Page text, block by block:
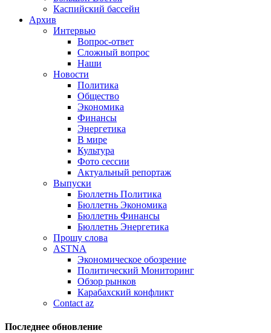
Каспийский бассейн
Архив
Интервью
Вопрос-ответ
Сложный вопрос
Наши
Новости
Политика
Общество
Экономика
Финансы
Энергетика
В мире
Культура
Фото сессии
Актуальный репортаж
Выпуски
Бюллетнь Политика
Бюллетнь Экономика
Бюллетнь Финансы
Бюллетнь Энергетика
Прошу слова
ASTNA
Экономическое обозрение
Политический Мониторинг
Обзор рынков
Карабахский конфликт
Contact az
Последнее обновление